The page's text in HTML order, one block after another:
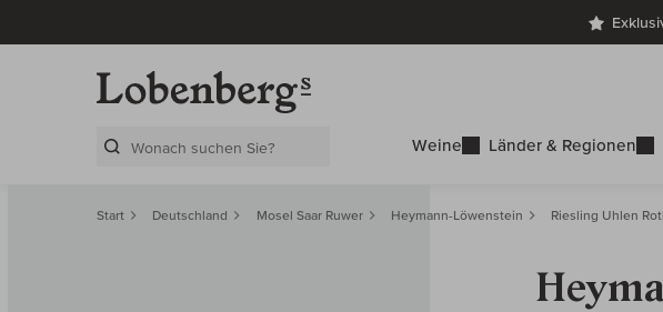
Weine Länder & Regionen
Start Deutschland Mosel Saar Ruwer Heymann-Löwenstein Riesling Uhlen